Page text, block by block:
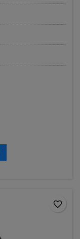
favorite_border